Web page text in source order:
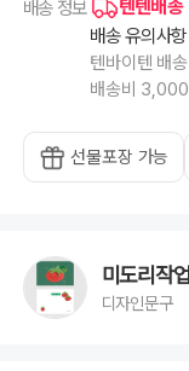
배송 정보
텐텐배송
배송 유의사항
텐바이텐 배
배송비 3,000
선물포장 가능
미도리작
디자인문구